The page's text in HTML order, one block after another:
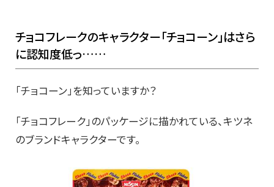
チョコフレークのキャラクター「チョコーン」はさら
に認知度低っ……
「チョコーン」を知っていますか？
「チョコフレーク」のパッケージに描かれている、キツネ
のブランドキャラクターです。